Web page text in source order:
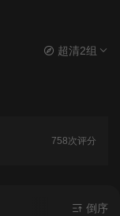
超清2组
758次评分
倒序